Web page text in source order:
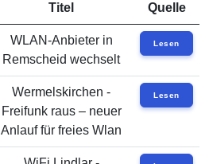
Titel Quelle
WLAN-Anbieter in
Remscheid wechselt
Lesen
Wermelskirchen -
Freifunk raus – neuer
Anlauf für freies Wlan
Lesen